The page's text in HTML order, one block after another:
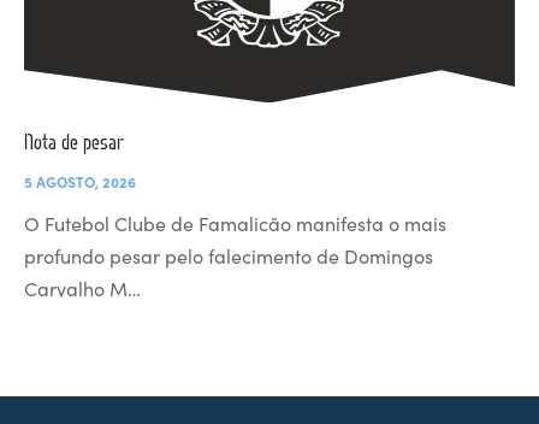
Nota de pesar
5 AGOSTO, 2026
O Futebol Clube de Famalicão manifesta o mais
profundo pesar pelo falecimento de Domingos
Carvalho M…